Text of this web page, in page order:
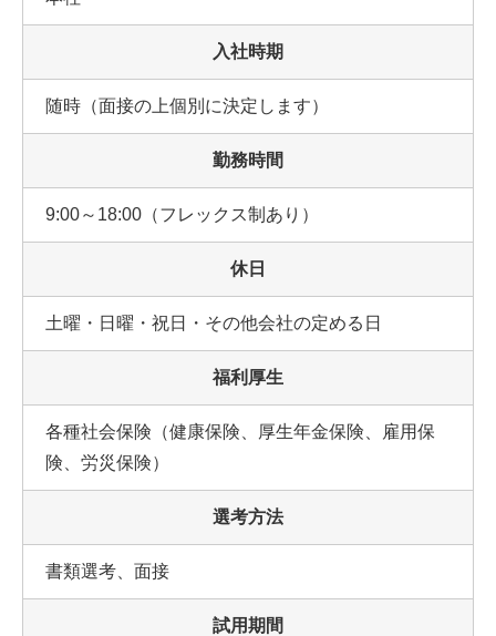
入社時期
随時（面接の上個別に決定します）
勤務時間
9:00～18:00（フレックス制あり）
休日
土曜・日曜・祝日・その他会社の定める日
福利厚生
各種社会保険（健康保険、厚生年金保険、雇用保
険、労災保険）
選考方法
書類選考、面接
試用期間